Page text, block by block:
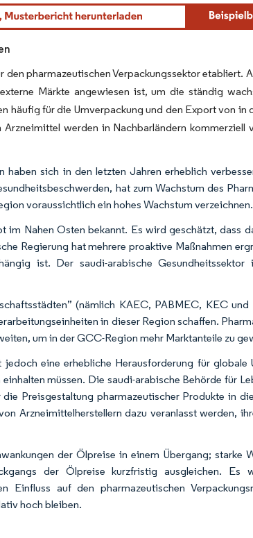
gemäß CC BY 4.0.
den pharmazeutischen Verpackungssektor etabliert.
Märkte angewiesen ist, um die ständig
häufig für die Umverpackung und den Export von in
werden in Nachbarländern kommerziell
haben sich in den letzten Jahren erheblich
hat zum Wachstum des
voraussichtlich ein hohes Wachstum verzeichnen.
Nahen Osten bekannt. Es wird geschätzt, dass
Regierung hat mehrere proaktive Maßnahmen
ist. Der saudi-arabische
(nämlich KAEC, PABMEC, KEC
in dieser Region schaffen.
um in der GCC-Region mehr Marktanteile zu
eine erhebliche Herausforderung für globale
müssen. Die saudi-arabische Behörde für
Preisgestaltung pharmazeutischer Produkte in
Arzneimittelherstellern dazu veranlasst werden,
der Ölpreise in einem Übergang; starke
der Ölpreise kurzfristig ausgleichen. Es
Einfluss auf den pharmazeutischen
hoch bleiben.